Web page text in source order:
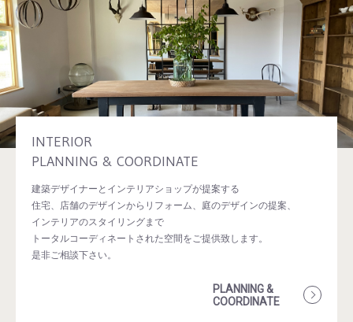
INTERIOR
PLANNING & COORDINATE
建築デザイナーとインテリアショップが提案する
住宅、店舗のデザインからリフォーム、庭のデザインの提案、
インテリアのスタイリングまで
トータルコーディネートされた空間をご提供致します。
是非ご相談下さい。
PLANNING &
COORDINATE